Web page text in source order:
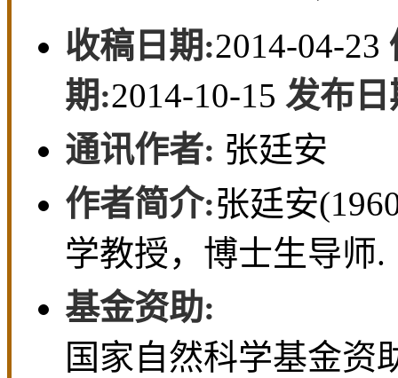
收稿日期:2014-04-23
期:2014-10-15 发布
通讯作者: 张廷安
作者简介:张廷安
学教授，博士生导师.
基金资助:
国家自然科学基金资